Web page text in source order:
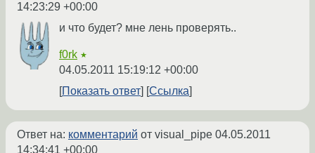
14:23:29 +00:00
и что будет? мне лень проверять..
f0rk ★
04.05.2011 15:19:12 +00:00
Показать ответ
Ссылка
Ответ на: комментарий от visual_pipe 04.05.2011
14:34:41 +00:00